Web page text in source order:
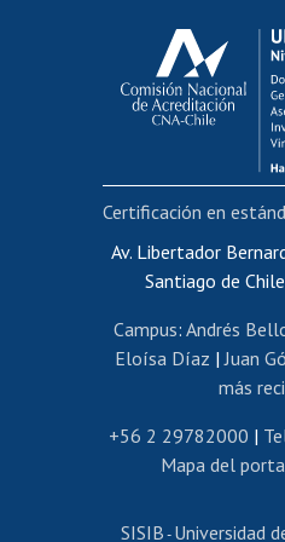
Calificación
Postulación
Cursos internos
Bienestar
Portal de
Certificado
Certificado de
Editar
Revalidación y
Postulación al Programa
Cursos de
Av. Libertador
Santiago de Chile,
Campus: Andrés
Eloísa Díaz | Juan
más
+56 2 29782000 |
Mapa del
SISIB - Universidad
Certificación en